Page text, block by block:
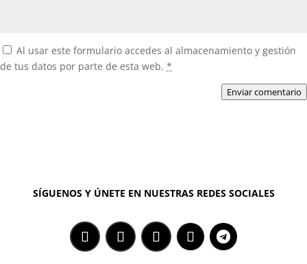
Al usar este formulario accedes al almacenamiento y gestión
de tus datos por parte de esta web. *
Enviar comentario
SÍGUENOS Y ÚNETE EN NUESTRAS REDES SOCIALES